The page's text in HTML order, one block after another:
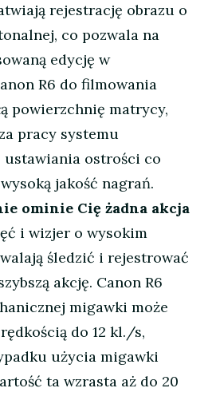
rejestrację obrazu o
co pozwala na
edycję w
R6 do filmowania
powierzchnię matrycy,
pracy systemu
ustawiania ostrości co
jakość nagrań.
ominie Cię żadna akcja
i wizjer o wysokim
śledzić i rejestrować
akcję. Canon R6
migawki może
do 12 kl./s,
użycia migawki
ta wzrasta aż do 20